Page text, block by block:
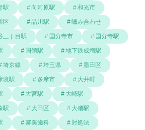
駅 向河原駅 和光市
区 品川駅 嚙み合わせ
三丁目駅 国分寺市 国分寺駅
国領駅 地下鉄成増駅
埼京線 埼玉県 墨田区
境駅 多摩市 大井町
大宮駅 大崎駅
駅 大田区 大磯駅
審美歯科 対処法